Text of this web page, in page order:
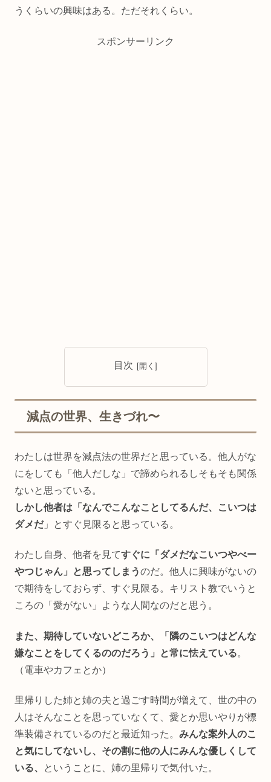
うくらいの興味はある。ただそれくらい。
スポンサーリンク
目次
減点の世界、生きづれ〜
わたしは世界を減点法の世界だと思っている。他人がな
にをしても「他人だしな」で諦められるしそもそも関係
ないと思っている。
しかし他者は「なんでこんなことしてるんだ、こいつは
ダメだ」とすぐ見限ると思っている。
わたし自身、他者を見てすぐに「ダメだなこいつやべー
やつじゃん」と思ってしまうのだ。他人に興味がないの
で期待をしておらず、すぐ見限る。キリスト教でいうと
ころの「愛がない」ような人間なのだと思う。
また、期待していないどころか、「隣のこいつはどんな
嫌なことをしてくるののだろう」と常に怯えている。
（電車やカフェとか）
里帰りした姉と姉の夫と過ごす時間が増えて、世の中の
人はそんなことを思っていなくて、愛とか思いやりが標
準装備されているのだと最近知った。 みんな案外人のこ
と気にしてないし、その割に他の人にみんな優しくして
いる、
ということに、姉の里帰りで気付いた。